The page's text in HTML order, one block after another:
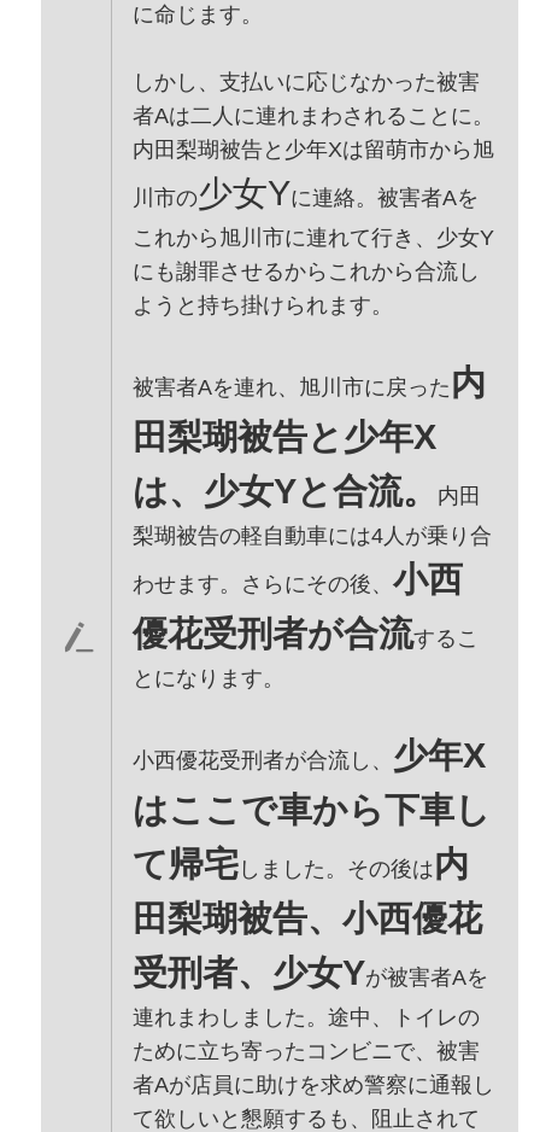
に命じます。
しかし、支払いに応じなかった被害
者Aは二人に連れまわされることに。
内田梨瑚被告と少年Xは留萌市から旭
川市の少女Yに連絡。被害者Aを
これから旭川市に連れて行き、少女Y
にも謝罪させるからこれから合流し
ようと持ち掛けられます。
被害者Aを連れ、旭川市に戻った 内
田梨瑚被告と少年X
は、少女Yと合流。
内田
梨瑚被告の軽自動車には4人が乗り合
わせます。さらにその後、小西
優花受刑者が合流するこ
とになります。
小西優花受刑者が合流し、 少年X
はここで車から下車し
て帰宅 しました。その後は内
田梨瑚被告、小西優花
受刑者、少女Yが被害者Aを
連れまわしました。途中、トイレの
ために立ち寄ったコンビニで、被害
者Aが店員に助けを求め警察に通報し
て欲しいと懇願するも、阻止されて